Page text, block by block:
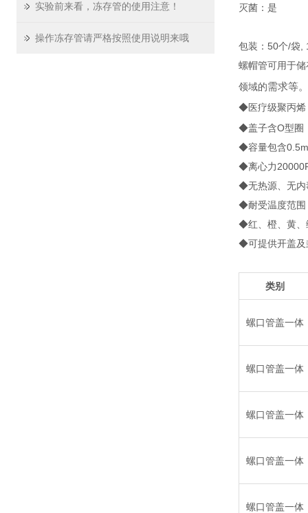
实验前来看，冻存管的使用注意！
操作冻存管请严格按照使用说明来哦
灭菌：是
包装：50个/袋,
螺帽管可用于
领域的需求等。
◆医疗级聚丙烯
◆盖子含O型圈
◆容量包含
◆离心力
◆无热源、无内
◆耐受温度范
◆红、橙、黄、
◆可提供开盖及
类别
螺口管盖一体
螺口管盖一体
螺口管盖一体
螺口管盖一体
螺口管盖一体